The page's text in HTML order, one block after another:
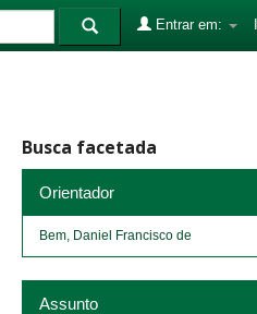
Entrar em:
Busca facetada
Orientador
Bem, Daniel Francisco de
Assunto